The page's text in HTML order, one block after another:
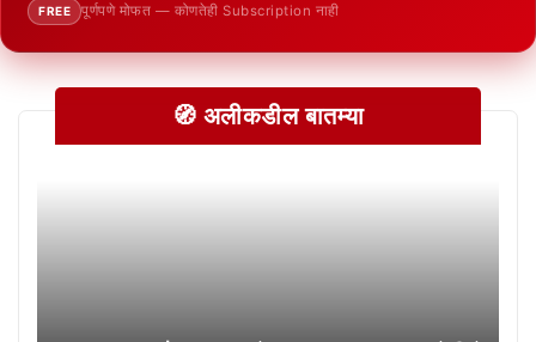
FREE पूर्णपणे मोफत — कोणतेही Subscription नाही
🧭 अलीकडील बातम्या